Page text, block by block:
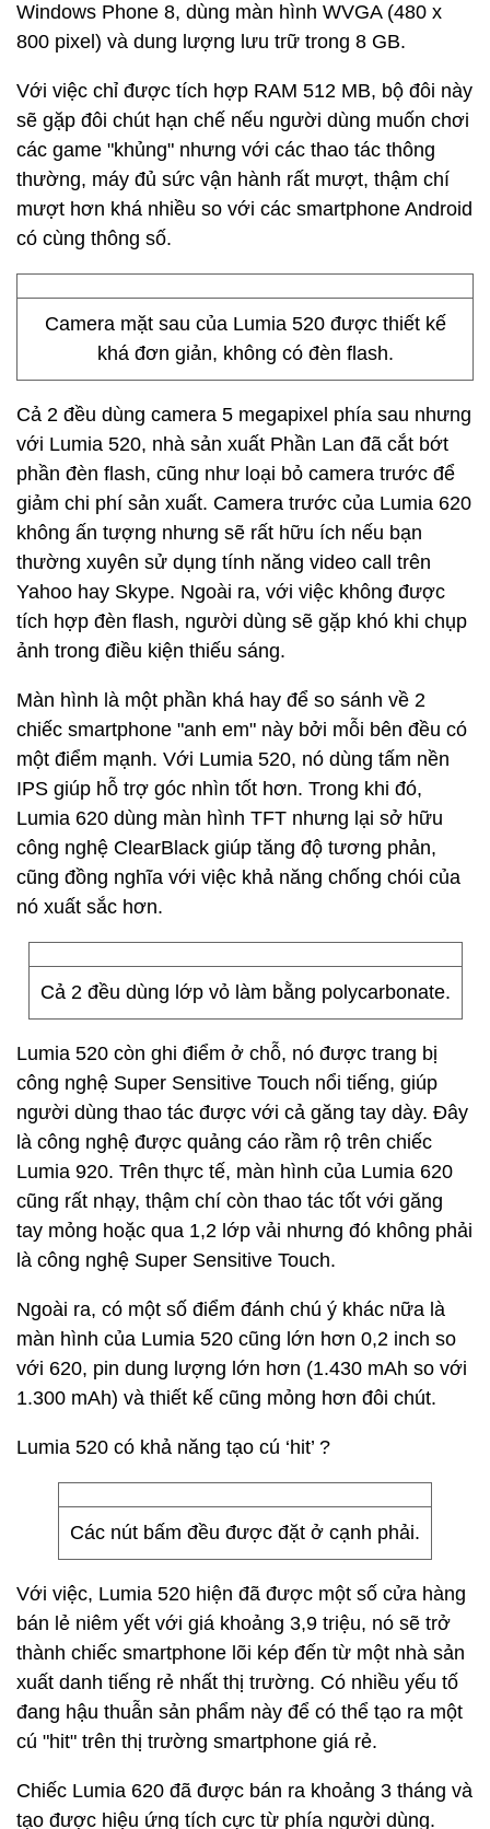
Windows Phone 8, dùng màn hình WVGA (480 x
800 pixel) và dung lượng lưu trữ trong 8 GB.
Với việc chỉ được tích hợp RAM 512 MB, bộ đôi này
sẽ gặp đôi chút hạn chế nếu người dùng muốn chơi
các game "khủng" nhưng với các thao tác thông
thường, máy đủ sức vận hành rất mượt, thậm chí
mượt hơn khá nhiều so với các smartphone Android
có cùng thông số.
Camera mặt sau của Lumia 520 được thiết kế
khá đơn giản, không có đèn flash.
Cả 2 đều dùng camera 5 megapixel phía sau nhưng
với Lumia 520, nhà sản xuất Phần Lan đã cắt bớt
phần đèn flash, cũng như loại bỏ camera trước để
giảm chi phí sản xuất. Camera trước của Lumia 620
không ấn tượng nhưng sẽ rất hữu ích nếu bạn
thường xuyên sử dụng tính năng video call trên
Yahoo hay Skype. Ngoài ra, với việc không được
tích hợp đèn flash, người dùng sẽ gặp khó khi chụp
ảnh trong điều kiện thiếu sáng.
Màn hình là một phần khá hay để so sánh về 2
chiếc smartphone "anh em" này bởi mỗi bên đều có
một điểm mạnh. Với Lumia 520, nó dùng tấm nền
IPS giúp hỗ trợ góc nhìn tốt hơn. Trong khi đó,
Lumia 620 dùng màn hình TFT nhưng lại sở hữu
công nghệ ClearBlack giúp tăng độ tương phản,
cũng đồng nghĩa với việc khả năng chống chói của
nó xuất sắc hơn.
Cả 2 đều dùng lớp vỏ làm bằng polycarbonate.
Lumia 520 còn ghi điểm ở chỗ, nó được trang bị
công nghệ Super Sensitive Touch nổi tiếng, giúp
người dùng thao tác được với cả găng tay dày. Đây
là công nghệ được quảng cáo rầm rộ trên chiếc
Lumia 920. Trên thực tế, màn hình của Lumia 620
cũng rất nhạy, thậm chí còn thao tác tốt với găng
tay mỏng hoặc qua 1,2 lớp vải nhưng đó không phải
là công nghệ Super Sensitive Touch.
Ngoài ra, có một số điểm đánh chú ý khác nữa là
màn hình của Lumia 520 cũng lớn hơn 0,2 inch so
với 620, pin dung lượng lớn hơn (1.430 mAh so với
1.300 mAh) và thiết kế cũng mỏng hơn đôi chút.
Lumia 520 có khả năng tạo cú ‘hit’ ?
Các nút bấm đều được đặt ở cạnh phải.
Với việc, Lumia 520 hiện đã được một số cửa hàng
bán lẻ niêm yết với giá khoảng 3,9 triệu, nó sẽ trở
thành chiếc smartphone lõi kép đến từ một nhà sản
xuất danh tiếng rẻ nhất thị trường. Có nhiều yếu tố
đang hậu thuẫn sản phẩm này để có thể tạo ra một
cú "hit" trên thị trường smartphone giá rẻ.
Chiếc Lumia 620 đã được bán ra khoảng 3 tháng và
tạo được hiệu ứng tích cực từ phía người dùng.